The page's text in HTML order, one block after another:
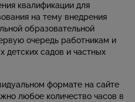
квалификации для
на тему внедрения
образовательной
очередь работникам и
детских садов и частных
формате на сайте
любое количество часов в